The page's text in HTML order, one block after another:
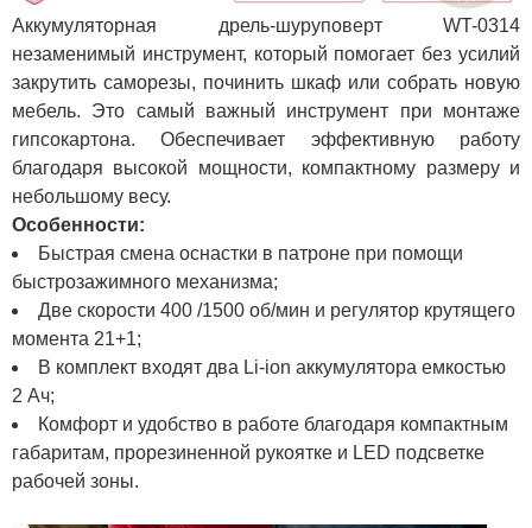
Аккумуляторная дрель-шуруповерт WT-0314
незаменимый инструмент, который помогает без усилий
закрутить саморезы, починить шкаф или собрать новую
мебель. Это самый важный инструмент при монтаже
гипсокартона. Обеспечивает эффективную работу
благодаря высокой мощности, компактному размеру и
небольшому весу.
Особенности:
Быстрая смена оснастки в патроне при помощи
быстрозажимного механизма;
Две скорости 400 /1500 об/мин и регулятор крутящего
момента 21+1;
В комплект входят два Li-ion аккумулятора емкостью
2 Ач;
Комфорт и удобство в работе благодаря компактным
габаритам, прорезиненной рукоятке и LED подсветке
рабочей зоны.